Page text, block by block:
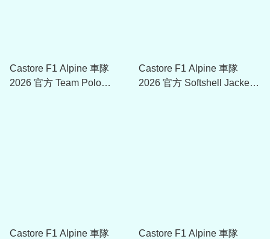
Castore F1 Alpine 車隊
2026 官方 Team Polo
Castore F1 Alpine 車隊
2026 官方 Softshell Jacket
Castore F1 Alpine 車隊
Castore F1 Alpine 車隊